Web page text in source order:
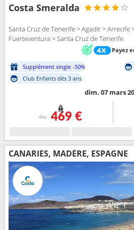
Costa Smeralda
Santa Cruz de Tenerife > Agadir > Arrecife
Fuerteventura > Santa Cruz de Tenerife
Payez
Supplément single -50%
Club Enfants dès 3 ans
dim. 07 mars
dès 469 €
CANARIES, MADÈRE, ESPAGNE